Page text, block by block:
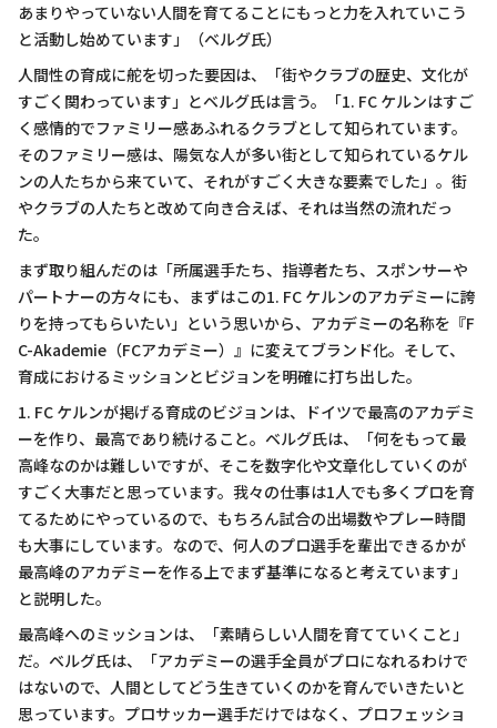
あまりやっていない人間を育てることにもっと力を入れていこう
と活動し始めています」（ベルグ氏）
人間性の育成に舵を切った要因は、「街やクラブの歴史、文化が
すごく関わっています」とベルグ氏は言う。「1. FC ケルンはすご
く感情的でファミリー感あふれるクラブとして知られています。
そのファミリー感は、陽気な人が多い街として知られているケル
ンの人たちから来ていて、それがすごく大きな要素でした」。街
やクラブの人たちと改めて向き合えば、それは当然の流れだっ
た。
まず取り組んだのは「所属選手たち、指導者たち、スポンサーや
パートナーの方々にも、まずはこの1. FC ケルンのアカデミーに誇
りを持ってもらいたい」という思いから、アカデミーの名称を『F
C-Akademie（FCアカデミー）』に変えてブランド化。そして、
育成におけるミッションとビジョンを明確に打ち出した。
1. FC ケルンが掲げる育成のビジョンは、ドイツで最高のアカデミ
ーを作り、最高であり続けること。ベルグ氏は、「何をもって最
高峰なのかは難しいですが、そこを数字化や文章化していくのが
すごく大事だと思っています。我々の仕事は1人でも多くプロを育
てるためにやっているので、もちろん試合の出場数やプレー時間
も大事にしています。なので、何人のプロ選手を輩出できるかが
最高峰のアカデミーを作る上でまず基準になると考えています」
と説明した。
最高峰へのミッションは、「素晴らしい人間を育てていくこと」
だ。ベルグ氏は、「アカデミーの選手全員がプロになれるわけで
はないので、人間としてどう生きていくのかを育んでいきたいと
思っています。プロサッカー選手だけではなく、プロフェッショ